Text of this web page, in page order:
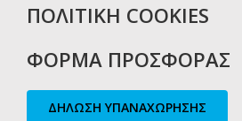
ΠΟΛΙΤΙΚΗ COOKIES
ΦΟΡΜΑ ΠΡΟΣΦΟΡΑΣ
ΔΗΛΩΣΗ ΥΠΑΝΑΧΩΡΗΣΗΣ